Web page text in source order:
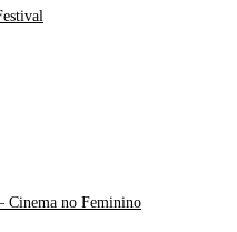
Cinema no Feminino